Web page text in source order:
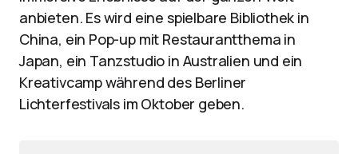
anbieten. Es wird eine spielbare Bibliothek in
China, ein Pop-up mit Restaurantthema in
Japan, ein Tanzstudio in Australien und ein
Kreativcamp während des Berliner
Lichterfestivals im Oktober geben.